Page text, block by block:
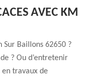
AVEC KM
Sur Baillons 62650 ?
? Ou d’entretenir
en travaux de